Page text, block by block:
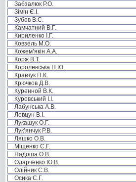
Забзалюк Р.О.
Зімін Є.І.
Зубов В.С.
Камчатний В.Г.
Кириленко І.Г.
Ковзель М.О.
Кожем’якін А.А.
Корж В.Т.
Королевська Н.Ю.
Кравчук П.К.
Крючков Д.В.
Куренной В.К.
Куровський І.І.
Лабунська А.В.
Левцун В.І.
Лукашук О.Г.
Лук’янчук Р.В.
Ляшко О.В.
Міщенко С.Г.
Надоша О.В.
Одарченко Ю.В.
Олійник С.В.
Осика С.Г.